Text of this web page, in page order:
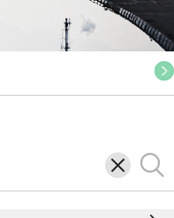
삭
제
검
색